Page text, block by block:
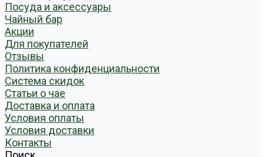
Посуда и аксессуары
Чайный бар
Акции
Для покупателей
Отзывы
Политика конфиденциальности
Система скидок
Статьи о чае
Доставка и оплата
Условия оплаты
Условия доставки
Контакты